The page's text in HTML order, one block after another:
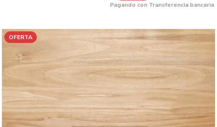
Pagando con Transferencia bancaria
OFERTA